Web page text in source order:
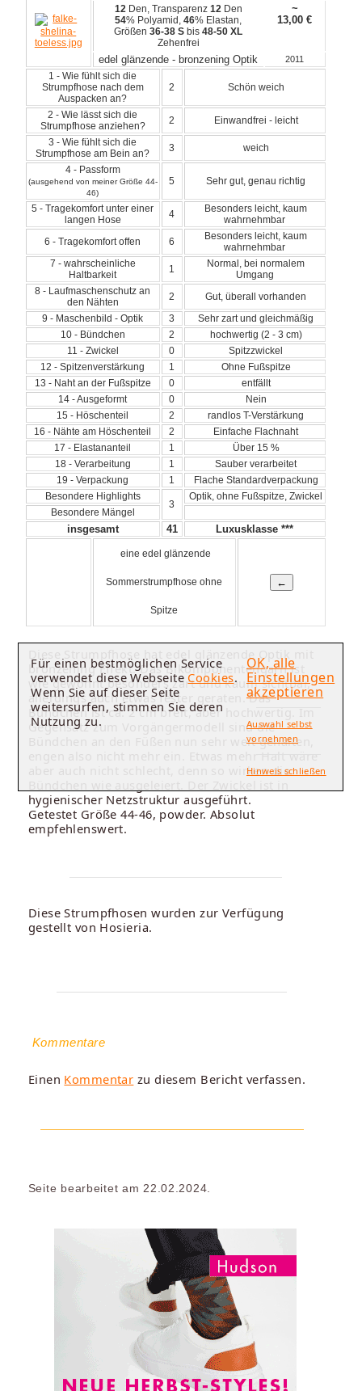
12Den, Transparenz 12Den
54% Polyamid,46% Elastan,
Größen36-38 S bis48-50 XL
Zehenfrei
~
13,00 €
edel glänzende - bronzening Optik 2011
1 - Wie fühlt sich die
Strumpfhose nach dem
Auspacken an?
2 Schön weich
2 - Wie lässt sich die
Strumpfhose anziehen?
2
Einwandfrei - leicht
3 - Wie fühlt sich die
Strumpfhose am Bein an?
3
weich
4 - Passform
(ausgehend von meiner Größe 44-
46)
5 Sehr gut, genau richtig
5 - Tragekomfort unter einer
langen Hose
4
Besonders leicht, kaum
wahrnehmbar
6 - Tragekomfort offen
6
Besonders leicht, kaum
wahrnehmbar
7 - wahrscheinliche
Haltbarkeit
1
Normal, bei normalem
Umgang
8 - Laufmaschenschutz an
den Nähten
2
Gut, überall vorhanden
9 - Maschenbild - Optik
3
Sehr zart und gleichmäßig
10 - Bündchen
2
hochwertig (2 - 3 cm)
11 - Zwickel
0
Spitzzwickel
12 - Spitzenverstärkung
1
Ohne Fußspitze
13 - Naht an der Fußspitze
0
entfällt
14 - Ausgeformt
0
Nein
15 - Höschenteil
2
randlos T-Verstärkung
16 - Nähte am Höschenteil
2
Einfache Flachnaht
17 - Elastananteil
1
Über 15 %
18 - Verarbeitung
1
Sauber verarbeitet
19 - Verpackung
1
Flache Standardverpackung
Besondere Highlights
3
Optik, ohne Fußspitze, Zwickel
Besondere Mängel
insgesamt 41 Luxusklasse ***
eine edel glänzende
Sommerstrumpfhose ohne
Spitze
bronzening Effekt. Das Bikomponentengarn ist
wie gewohnt besonders zart und kaum sichtbar,
allerdings auch etwas fester geraten. Das
Bündchen ist ca. 2 cm breit, aber hochwertig. Im
Gegensatz zum Vorgängermodell sind die
Bündchen an den Füßen nun sehr weit gehalten,
aber auch nicht schlecht, denn so wirken die
hygienischer Netzstruktur ausgeführt.
Getestet Größe 44-46, powder. Absolut
empfehlenswert.
Diese Strumpfhosen wurden zur Verfügung
gestellt von Hosieria.
Kommentare
Einen Kommentar zu diesem Bericht verfassen.
Seite bearbeitet am 22.02.2024.
Für einen bestmöglichen Service
verwendet diese Webseite Cookies.
Wenn Sie auf dieser Seite
weitersurfen, stimmen Sie deren
Nutzung zu.
OK, alle
Einstellungen
akzeptieren
Auswahl selbst
vornehmen
Hinweis schließen